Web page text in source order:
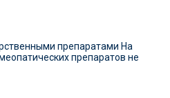
препаратами На
препаратов не